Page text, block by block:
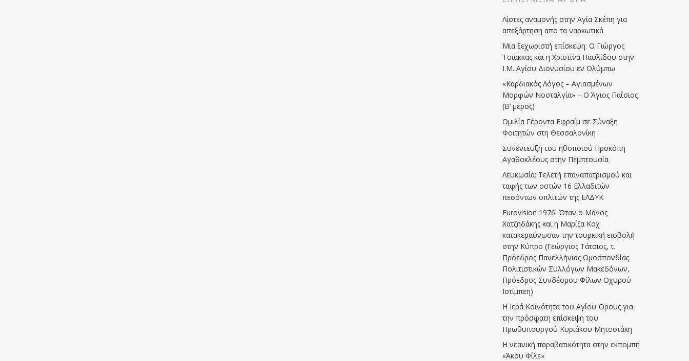
Λίστες αναμονής στην Αγία Σκέπη για
απεξάρτηση απο τα ναρκωτικά
Μια ξεχωριστή επίσκεψη: Ο Γιώργος
Τσιάκκας και η Χριστίνα Παυλίδου στην
Ι.Μ. Αγίου Διονυσίου εν Ολύμπω
«Καρδιακός Λόγος – Αγιασμένων
Μορφών Νοσταλγία» – Ο Άγιος Παΐσιος
(Β’ μέρος)
Ομιλία Γέροντα Εφραίμ σε Σύναξη
Φοιτητών στη Θεσσαλονίκη
Συνέντευξη του ηθοποιού Προκόπη
Αγαθοκλέους στην Πεμπτουσία
Λευκωσία: Τελετή επαναπατρισμού και
ταφής των οστών 16 Ελλαδιτών
πεσόντων οπλιτών της ΕΛΔΥΚ
Eurovision 1976. Όταν ο Μάνος
Χατζηδάκης και η Μαρίζα Κοχ
κατακεραύνωσαν την τουρκική εισβολή
στην Κύπρο (Γεώργιος Τάτσιος, τ.
Πρόεδρος Πανελλήνιας Ομοσπονδίας
Πολιτιστικών Συλλόγων Μακεδόνων,
Πρόεδρος Συνδέσμου Φίλων Οχυρού
Ιστίμπεη)
Η Ιερά Κοινότητα του Αγίου Όρους για
την πρόσφατη επίσκεψη του
Πρωθυπουργού Κυριάκου Μητσοτάκη
Η νεανική παραβατικότητα στην εκπομπή
«Άκου Φίλε»